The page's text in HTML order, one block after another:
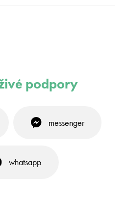
podpory
messenger
whatsapp